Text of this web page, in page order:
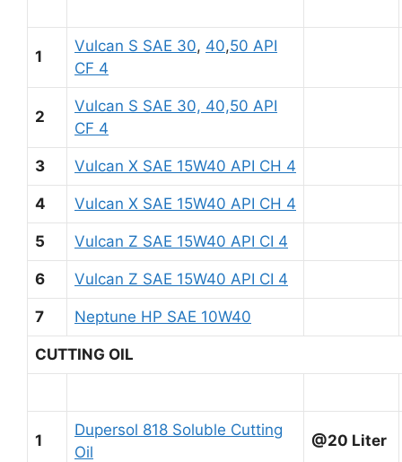
1
Vulcan S SAE 30, 40,50 API
CF 4
2
Vulcan S SAE 30, 40,50 API
CF 4
3 Vulcan X SAE 15W40 API CH 4
4 Vulcan X SAE 15W40 API CH 4
5 Vulcan Z SAE 15W40 API CI 4
6 Vulcan Z SAE 15W40 API CI 4
7 Neptune HP SAE 10W40
CUTTING OIL
1
Dupersol 818 Soluble Cutting
Oil
@20 Liter